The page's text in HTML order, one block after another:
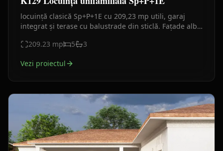
locuință clasică Sp+P+1E cu 209,23 mp utili, garaj
integrat și terase cu balustrade din sticlă. Fațade alb-
209.23 mp 5 3
Vezi proiectul